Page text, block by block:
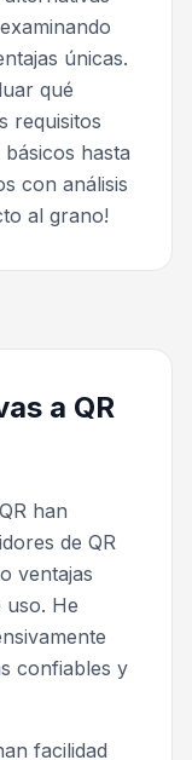
únicas.
qué
requisitos
hasta
con análisis
al grano!
a QR
han
de QR
ventajas
uso. He
confiables y
facilidad